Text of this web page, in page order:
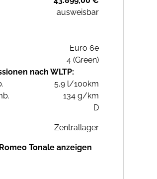
ausweisbar
Euro 6e
4 (Green)
nach WLTP:
5,9 l/100km
134 g/km
D
Zentrallager
Tonale anzeigen